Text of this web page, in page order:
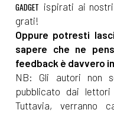
GADGET ispirati ai
grati!
Oppure potresti
sapere che ne
feedback è davvero
NB: Gli autori non
pubblicato dai
Tuttavia, verranno